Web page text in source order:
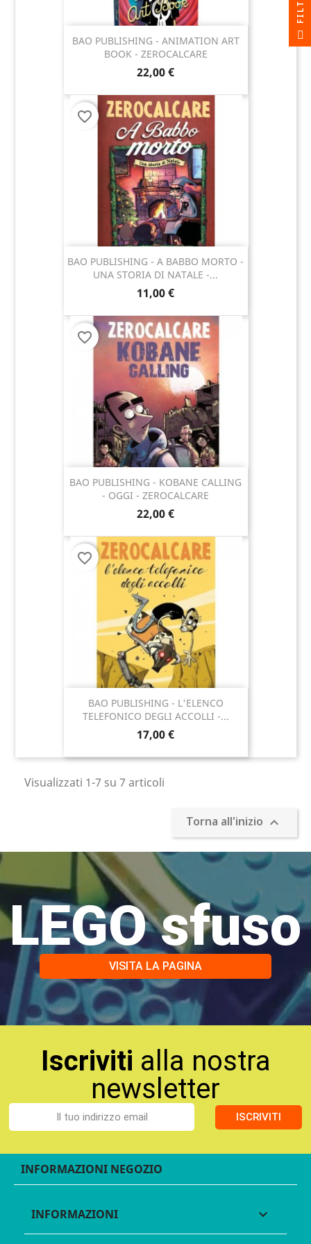
BAO PUBLISHING - ANIMATION ART
BOOK - ZEROCALCARE
22,00 €
BAO PUBLISHING - A BABBO MORTO -
UNA STORIA DI NATALE -...
11,00 €
favorite_border
BAO PUBLISHING - KOBANE CALLING
- OGGI - ZEROCALCARE
22,00 €
favorite_border
BAO PUBLISHING - L'ELENCO
TELEFONICO DEGLI ACCOLLI -...
17,00 €
favorite_border
Visualizzati 1-7 su 7 articoli
Torna all'inizio 
LEGO sfuso
VISITA LA PAGINA
Iscriviti alla nostra
newsletter
ISCRIVITI
INFORMAZIONI NEGOZIO
INFORMAZIONI 